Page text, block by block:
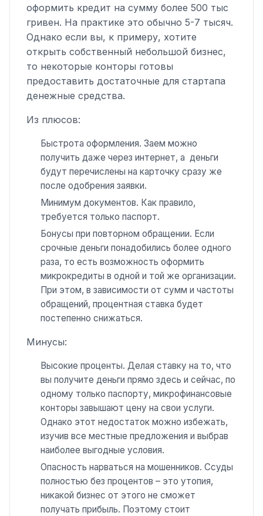
оформить кредит на сумму более 500 тыс
гривен. На практике это обычно 5-7 тысяч.
Однако если вы, к примеру, хотите
открыть собственный небольшой бизнес,
то некоторые конторы готовы
предоставить достаточные для стартапа
денежные средства.
Из плюсов:
Быстрота оформления. Заем можно
получить даже через интернет, а деньги
будут перечислены на карточку сразу же
после одобрения заявки.
Минимум документов. Как правило,
требуется только паспорт.
Бонусы при повторном обращении. Если
срочные деньги понадобились более одного
раза, то есть возможность оформить
микрокредиты в одной и той же организации.
При этом, в зависимости от сумм и частоты
обращений, процентная ставка будет
постепенно снижаться.
Минусы:
Высокие проценты. Делая ставку на то, что
вы получите деньги прямо здесь и сейчас, по
одному только паспорту, микрофинансовые
конторы завышают цену на свои услуги.
Однако этот недостаток можно избежать,
изучив все местные предложения и выбрав
наиболее выгодные условия.
Опасность нарваться на мошенников. Ссуды
полностью без процентов – это утопия,
никакой бизнес от этого не сможет
получать прибыль. Поэтому стоит